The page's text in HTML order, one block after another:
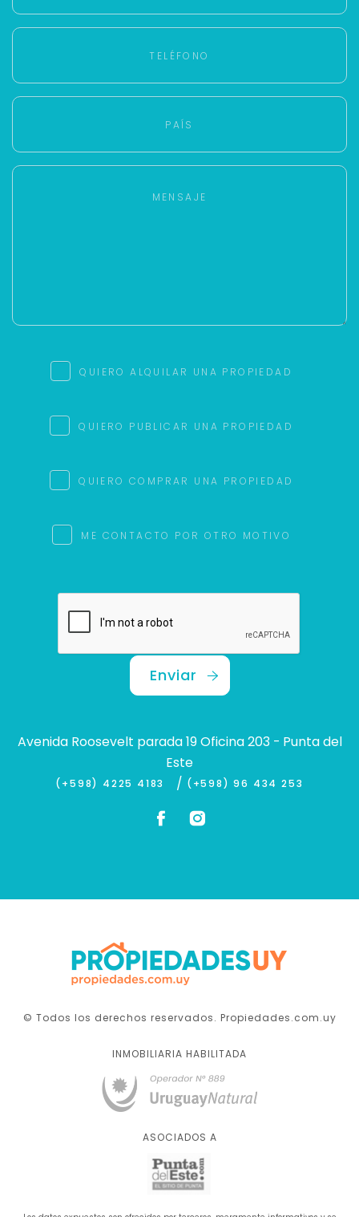
QUIERO ALQUILAR UNA PROPIEDAD
QUIERO PUBLICAR UNA PROPIEDAD
QUIERO COMPRAR UNA PROPIEDAD
ME CONTACTO POR OTRO MOTIVO
Enviar
Avenida Roosevelt parada 19 Oficina 203 - Punta del
Este
(+598) 4225 4183 / (+598) 96 434 253
© Todos los derechos reservados. Propiedades.com.uy
INMOBILIARIA HABILITADA
ASOCIADOS A